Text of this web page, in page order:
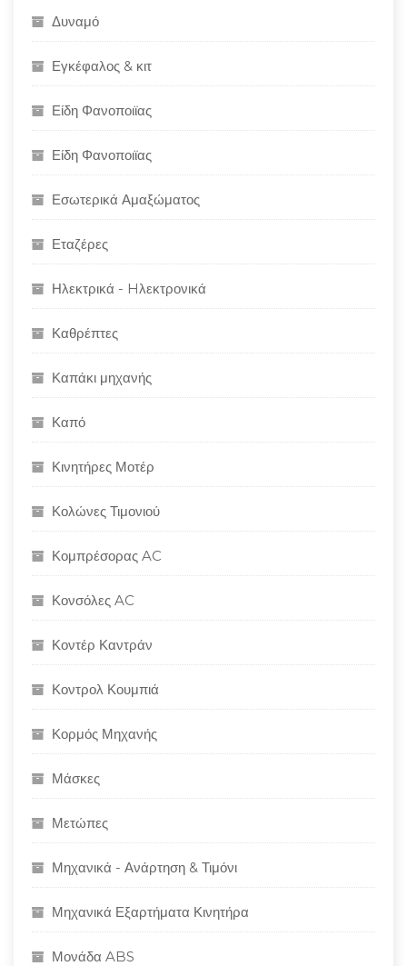
Δυναμό
Εγκέφαλος & κιτ
Είδη Φανοποιϊας
Είδη Φανοποιϊας
Εσωτερικά Αμαξώματος
Εταζέρες
Ηλεκτρικά - Hλεκτρονικά
Καθρέπτες
Καπάκι μηχανής
Καπό
Κινητήρες Μοτέρ
Κολώνες Τιμονιού
Κομπρέσορας AC
Κονσόλες AC
Κοντέρ Καντράν
Κοντρολ Κουμπιά
Κορμός Μηχανής
Μάσκες
Μετώπες
Μηχανικά - Ανάρτηση & Τιμόνι
Μηχανικά Εξαρτήματα Κινητήρα
Μονάδα ABS